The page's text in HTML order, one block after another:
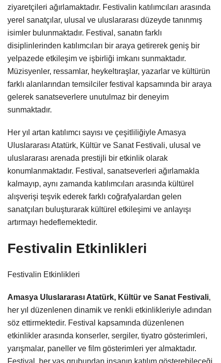
ziyaretçileri ağırlamaktadır. Festivalin katılımcıları arasında
yerel sanatçılar, ulusal ve uluslararası düzeyde tanınmış
isimler bulunmaktadır. Festival, sanatın farklı
disiplinlerinden katılımcıları bir araya getirerek geniş bir
yelpazede etkileşim ve işbirliği imkanı sunmaktadır.
Müzisyenler, ressamlar, heykeltıraşlar, yazarlar ve kültürün
farklı alanlarından temsilciler festival kapsamında bir araya
gelerek sanatseverlere unutulmaz bir deneyim
sunmaktadır.
Her yıl artan katılımcı sayısı ve çeşitliliğiyle Amasya
Uluslararası Atatürk, Kültür ve Sanat Festivali, ulusal ve
uluslararası arenada prestijli bir etkinlik olarak
konumlanmaktadır. Festival, sanatseverleri ağırlamakla
kalmayıp, aynı zamanda katılımcıları arasında kültürel
alışverişi teşvik ederek farklı coğrafyalardan gelen
sanatçıları buluşturarak kültürel etkileşimi ve anlayışı
artırmayı hedeflemektedir.
Festivalin Etkinlikleri
Festivalin Etkinlikleri
Amasya Uluslararası Atatürk, Kültür ve Sanat Festivali,
her yıl düzenlenen dinamik ve renkli etkinlikleriyle adından
söz ettirmektedir. Festival kapsamında düzenlenen
etkinlikler arasında konserler, sergiler, tiyatro gösterimleri,
yarışmalar, paneller ve film gösterimleri yer almaktadır.
Festival, her yaş grubundan insanın katılım gösterebileceği